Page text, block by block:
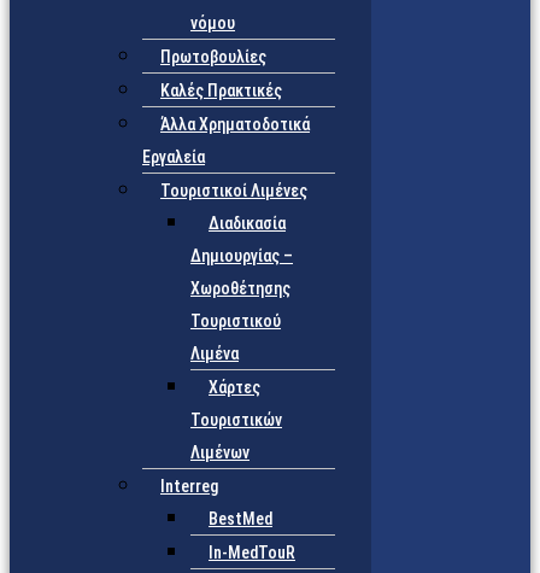
νόμου
Πρωτοβουλίες
Καλές Πρακτικές
Άλλα Χρηματοδοτικά
Εργαλεία
Τουριστικοί Λιμένες
Διαδικασία
Δημιουργίας –
Χωροθέτησης
Τουριστικού
Λιμένα
Χάρτες
Τουριστικών
Λιμένων
Interreg
BestMed
In-MedTouR